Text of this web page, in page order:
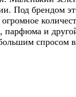
Под брендом
парфюма и
спросом